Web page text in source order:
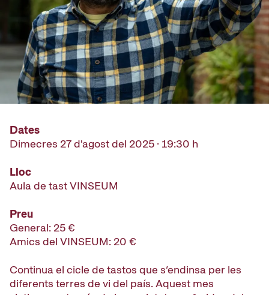
Dates
Dimecres 27 d'agost del 2025 · 19:30 h
Lloc
Aula de tast VINSEUM
Preu
General: 25 €
Amics del VINSEUM: 20 €
Continua el cicle de tastos que s’endinsa per les
diferents terres de vi del país. Aquest mes